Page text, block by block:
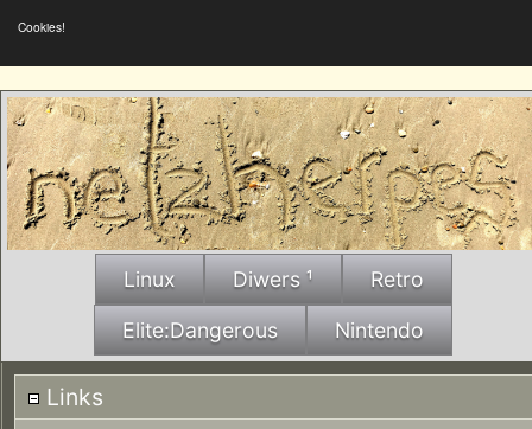
Cookies!
Linux Diwers ¹ Retro
Elite:Dangerous Nintendo
Links